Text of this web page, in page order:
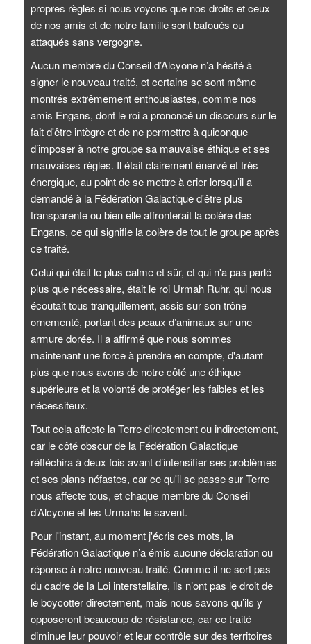
propres règles si nous voyons que nos droits et ceux
de nos amis et de notre famille sont bafoués ou
attaqués sans vergogne.
Aucun membre du Conseil d’Alcyone n’a hésité à
signer le nouveau traité, et certains se sont même
montrés extrêmement enthousiastes, comme nos
amis Engans, dont le roi a prononcé un discours sur le
fait d'être intègre et de ne permettre à quiconque
d’imposer à notre groupe sa mauvaise éthique et ses
mauvaises règles. Il était clairement énervé et très
énergique, au point de se mettre à crier lorsqu’il a
demandé à la Fédération Galactique d'être plus
transparente ou bien elle affronterait la colère des
Engans, ce qui signifie la colère de tout le groupe après
ce traité.
Celui qui était le plus calme et sûr, et qui n'a pas parlé
plus que nécessaire, était le roi Urmah Ruhr, qui nous
écoutait tous tranquillement, assis sur son trône
ornementé, portant des peaux d’animaux sur une
armure dorée. Il a affirmé que nous sommes
maintenant une force à prendre en compte, d'autant
plus que nous avons de notre côté une éthique
supérieure et la volonté de protéger les faibles et les
nécessiteux.
Tout cela affecte la Terre directement ou indirectement,
car le côté obscur de la Fédération Galactique
réfléchira à deux fois avant d’intensifier ses problèmes
et ses plans néfastes, car ce qu'il se passe sur Terre
nous affecte tous, et chaque membre du Conseil
d’Alcyone et les Urmahs le savent.
Pour l'instant, au moment j'écris ces mots, la
Fédération Galactique n’a émis aucune déclaration ou
réponse à notre nouveau traité. Comme il ne sort pas
du cadre de la Loi interstellaire, ils n’ont pas le droit de
le boycotter directement, mais nous savons qu’ils y
opposeront beaucoup de résistance, car ce traité
diminue leur pouvoir et leur contrôle sur des territoires